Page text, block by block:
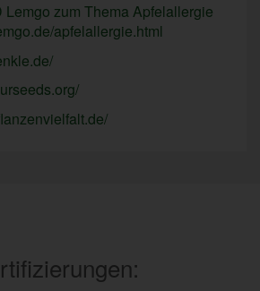
Lemgo zum Thema Apfelallergie
apfelallergie.html